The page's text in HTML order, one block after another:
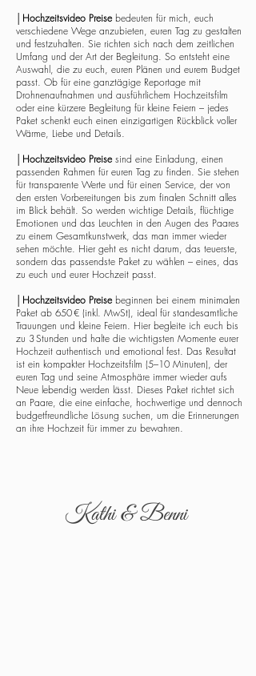
Hochzeitsvideo Preisebedeuten für mich, euch
verschiedene Wege anzubieten, euren Tag zu gestalten
und festzuhalten. Sie richten sich nach dem zeitlichen
Umfang und der Art der Begleitung. So entsteht eine
Auswahl, die zu euch, euren Plänen und eurem Budget
passt. Ob für eine ganztägige Reportage mit
Drohnenaufnahmen und ausführlichem Hochzeitsfilm
oder eine kürzere Begleitung für kleine Feiern – jedes
Paket schenkt euch einen einzigartigen Rückblick voller
Wärme, Liebe und Details.
Hochzeitsvideo Preisesind eine Einladung, einen
passenden Rahmen für euren Tag zu finden. Sie stehen
für transparente Werte und für einen Service, der von
den ersten Vorbereitungen bis zum finalen Schnitt alles
im Blick behält. So werden wichtige Details, flüchtige
Emotionen und das Leuchten in den Augen des Paares
zu einem Gesamtkunstwerk, das man immer wieder
sehen möchte. Hier geht es nicht darum, das teuerste,
sondern das passendste Paket zu wählen – eines, das
zu euch und eurer Hochzeit passt.
Hochzeitsvideo Preisebeginnen bei einem minimalen
Paket ab 650 € (inkl. MwSt), ideal für standesamtliche
Trauungen und kleine Feiern. Hier begleite ich euch bis
zu 3 Stunden und halte die wichtigsten Momente eurer
Hochzeit authentisch und emotional fest. Das Resultat
ist ein kompakter Hochzeitsfilm (5–10 Minuten), der
euren Tag und seine Atmosphäre immer wieder aufs
Neue lebendig werden lässt. Dieses Paket richtet sich
an Paare, die eine einfache, hochwertige und dennoch
budgetfreundliche Lösung suchen, um die Erinnerungen
an ihre Hochzeit für immer zu bewahren.
Kathi & Benni